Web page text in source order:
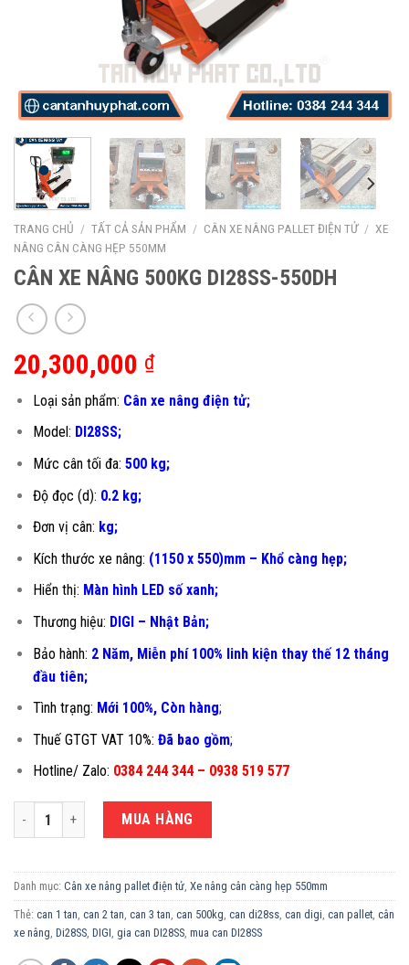
TRANG CHỦ / TẤT CẢ SẢN PHẨM / CÂN XE NÂNG PALLET ĐIỆN TỬ / XE
NÂNG CÂN CÀNG HẸP 550MM
CÂN XE NÂNG 500KG DI28SS-550DH
20,300,000 ₫
Loại sản phẩm: Cân xe nâng điện tử;
Model: DI28SS;
Mức cân tối đa: 500 kg;
Độ đọc (d): 0.2 kg;
Đơn vị cân: kg;
Kích thước xe nâng: (1150 x 550)mm – Khổ càng hẹp;
Hiển thị: Màn hình LED số xanh;
Thương hiệu: DIGI – Nhật Bản;
Bảo hành: 2 Năm, Miễn phí 100% linh kiện thay thế 12 tháng
đầu tiên;
Tình trạng: Mới 100%, Còn hàng;
Thuế GTGT VAT 10%: Đã bao gồm;
Hotline/ Zalo: 0384 244 344 – 0938 519 577
CÂN XE NÂNG 500KG DI28SS-550DH số lượng
MUA HÀNG
Danh mục: Cân xe nâng pallet điện tử, Xe nâng cân càng hẹp 550mm
Thẻ: can 1 tan, can 2 tan, can 3 tan, can 500kg, can di28ss, can digi, can pallet, cân
xe nâng, Di28SS, DIGI, gia can DI28SS, mua can DI28SS